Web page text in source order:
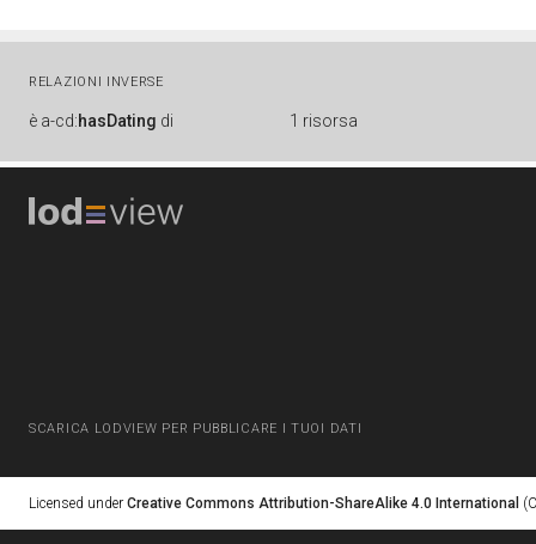
RELAZIONI INVERSE
è a-cd:hasDating di 1 risorsa
SCARICA LODVIEW PER PUBBLICARE I TUOI DATI
Licensed under Creative Commons Attribution-ShareAlike 4.0 International